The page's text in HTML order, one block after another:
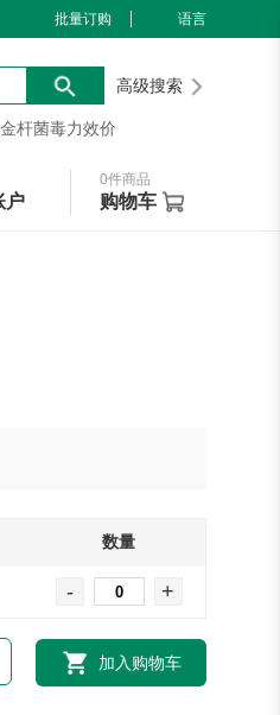
批量订购 语言
高级搜索
杆菌毒力效价
户
0件商品
购物车
数量
- +
加入购物车